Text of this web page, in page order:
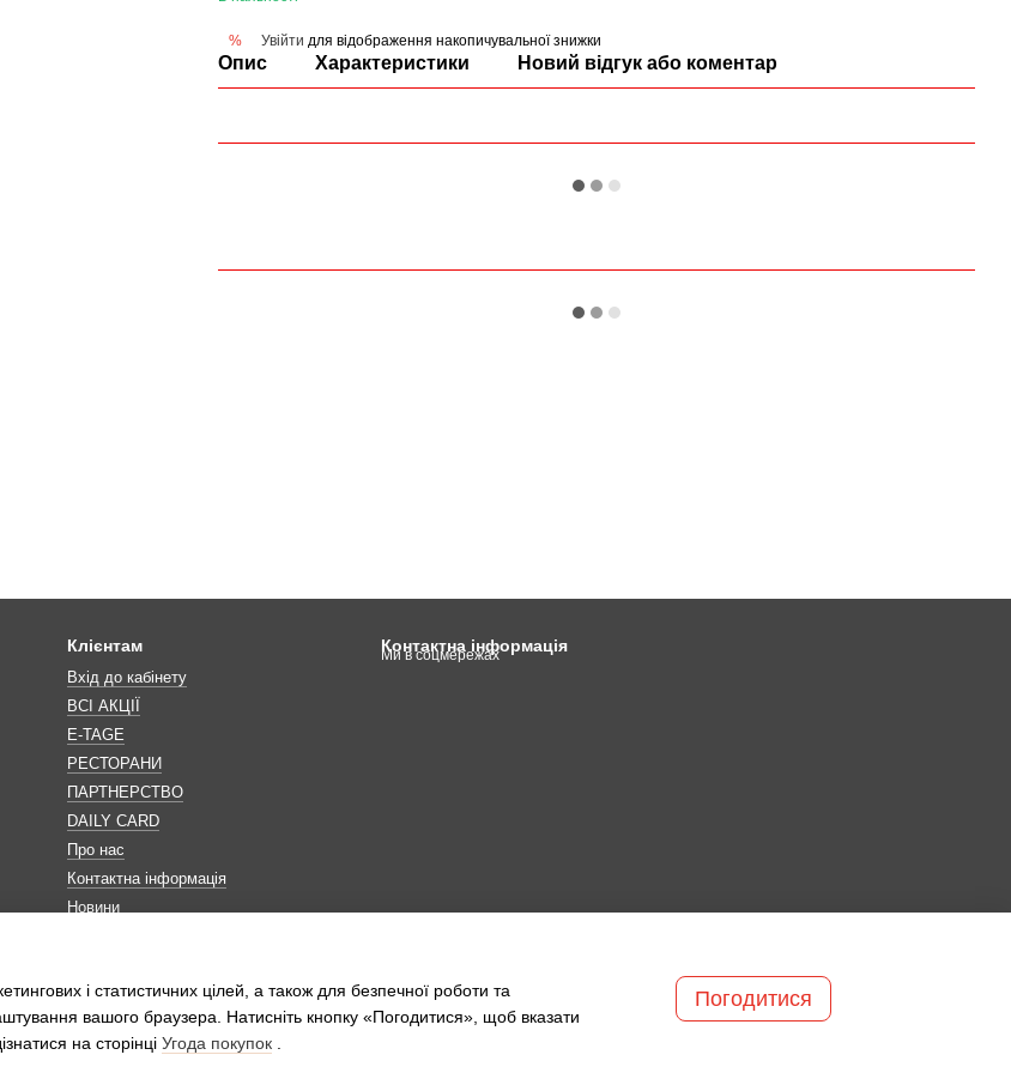
% Увійти для відображення накопичувальної знижки
Опис Характеристики Новий відгук або коментар
Клієнтам
Вхід до кабінету
ВСІ АКЦІЇ
E-TAGE
РЕСТОРАНИ
ПАРТНЕРСТВО
DAILY CARD
Про нас
Контактна інформація
Новини
Контактна інформація
Ми в соцмережах
і статистичних цілей, а також для безпечної роботи та
вашого браузера. Натисніть кнопку «Погодитися», щоб вказати
на сторінці Угода покупок
Погодитися